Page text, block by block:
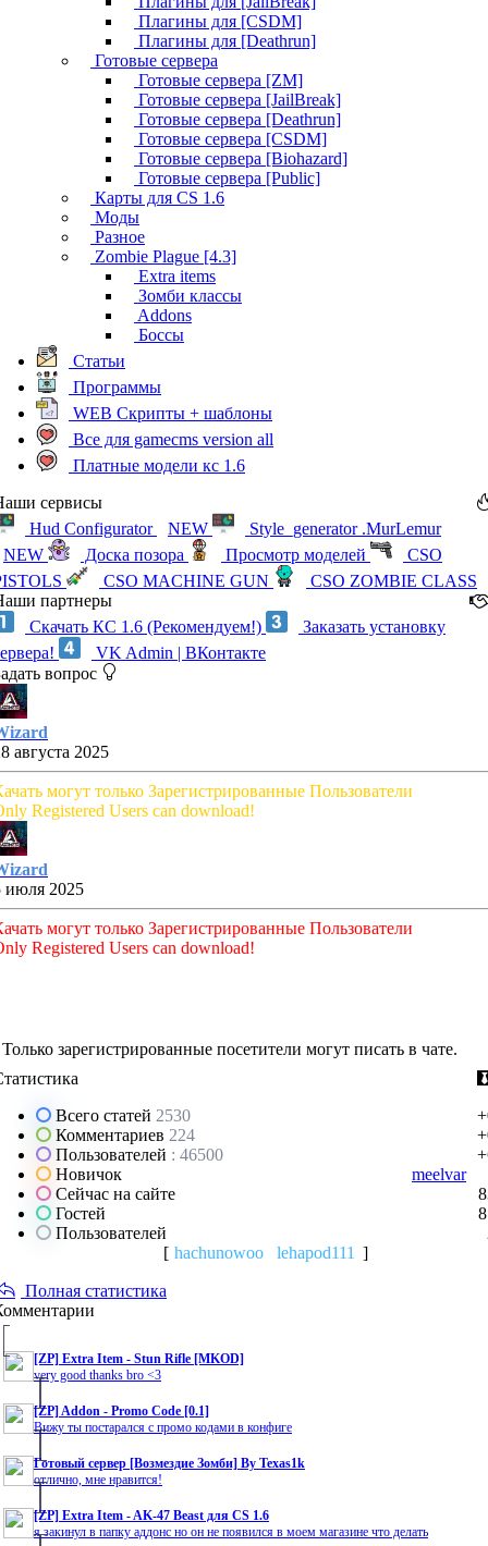
Плагины для [CSDM]
Плагины для [Deathrun]
Готовые сервера
Готовые сервера [ZM]
Готовые сервера [JailBreak]
Готовые сервера [Deathrun]
Готовые сервера [CSDM]
Готовые сервера [Biohazard]
Готовые сервера [Public]
Карты для CS 1.6
Моды
Разное
Zombie Plague [4.3]
Extra items
Зомби классы
Addons
Боссы
Статьи
Программы
WEB Скрипты + шаблоны
Все для gamecms version all
Платные модели кс 1.6
сервисы
Hud Configurator
NEW
Style_generator .MurLemur
NEW
Доска позора Просмотр моделей
CSO
CSO MACHINE GUN
CSO ZOMBIE CLASS
партнеры
Скачать КС 1.6 (Рекомендуем!)
Заказать установку
VK Admin | ВКонтакте
вопрос
августа 2025
могут только Зарегистрированные Пользователи
Registered Users can download!
июля 2025
могут только Зарегистрированные Пользователи
Registered Users can download!
Только зарегистрированные посетители могут писать в чате.
Всего статей 2530
Комментариев 224
Пользователей : 46500
Новичок
meelvar
Сейчас на сайте
Гостей
Пользователей
[ hachunowoo lehapod111 ]
Полная статистика
[ZP] Extra Item - Stun Rifle [MKOD]
very good thanks bro <3
[ZP] Addon - Promo Code [0.1]
Вижу ты постарался с промо кодами в конфиге
Готовый сервер [Возмездие Зомби] By Texas1k
отлично, мне нравится!
[ZP] Extra Item - AK-47 Beast для CS 1.6
я закинул в папку аддонс но он не появился в моем магазине что делать